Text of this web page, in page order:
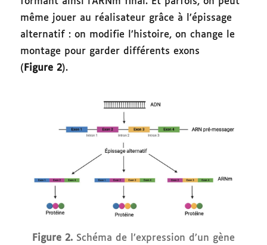
même jouer au réalisateur grâce à l’épissage
alternatif : on modifie l’histoire, on change le
montage pour garder différents exons
( Figure 2).
Figure 2. Schéma de l’expression d’un gène